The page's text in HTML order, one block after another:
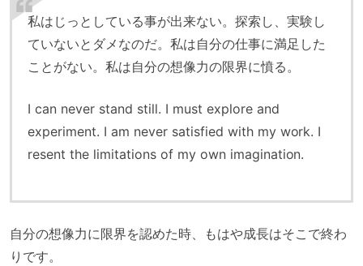
私はじっとしている事が出来ない。探索し、実験し
ていないとダメなのだ。私は自分の仕事に満足した
ことがない。私は自分の想像力の限界に憤る。
I can never stand still. I must explore and
experiment. I am never satisfied with my work. I
resent the limitations of my own imagination.
自分の想像力に限界を認めた時、もはや成長はそこで終わ
りです。